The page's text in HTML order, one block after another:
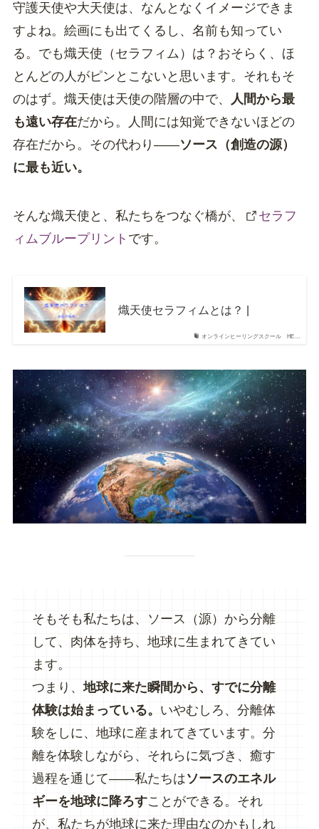
守護天使や大天使は、なんとなくイメージできま
すよね。絵画にも出てくるし、名前も知ってい
る。でも熾天使（セラフィム）は？おそらく、ほ
とんどの人がピンとこないと思います。それもそ
のはず。熾天使は天使の階層の中で、
人間から最
も遠い存在だから。人間には知覚できないほどの
存在だから。その代わり——ソース（創造の源）
に最も近い。
そんな熾天使と、私たちをつなぐ橋が、
セラフ
ィムブループリント です。
オンラインヒーリングスクール HE…
熾天使セラフィムとは？ |
そもそも私たちは、ソース（源）から分離
して、肉体を持ち、地球に生まれてきてい
ます。
つまり、地球に来た瞬間から、すでに分離
体験は始まっている。 いやむしろ、分離体
験をしに、地球に産まれてきています。分
離を体験しながら、それらに気づき、癒す
過程を通じて——私たちはソースのエネル
ギーを地球に降ろすことができる。それ
が、私たちが地球に来た理由なのかもしれ